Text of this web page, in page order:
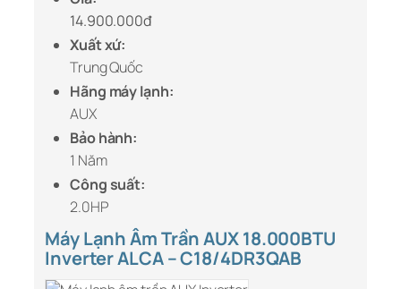
14.900.000đ
Xuất xứ:
Trung Quốc
Hãng máy lạnh:
AUX
Bảo hành:
1 Năm
Công suất:
2.0HP
Máy Lạnh Âm Trần AUX 18.000BTU
Inverter ALCA – C18/4DR3QAB